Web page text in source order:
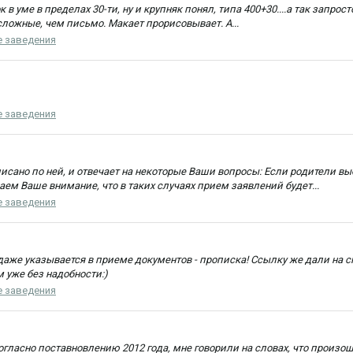
в уме в пределах 30-ти, ну и крупняк понял, типа 400+30....а так
чем письмо. Макает прорисовывает. А...
заведения
заведения
по ней, и отвечает на некоторые Ваши вопросы: Если родители
Ваше внимание, что в таких случаях прием заявлений будет...
заведения
указывается в приеме документов - прописка! Ссылку же дали на
уже без надобности:)
заведения
поставновлению 2012 года, мне говорили на словах, что